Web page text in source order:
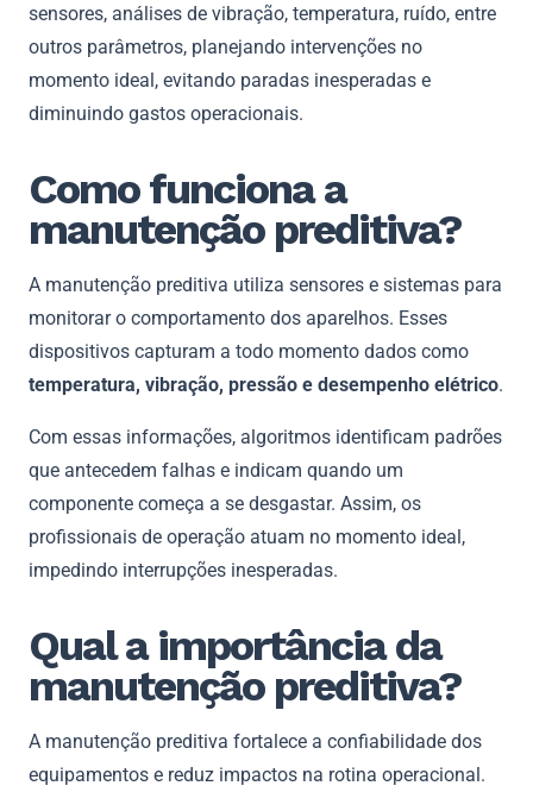
sensores, análises de vibração, temperatura, ruído, entre
outros parâmetros, planejando intervenções no
momento ideal, evitando paradas inesperadas e
diminuindo gastos operacionais.
Como funciona a
manutenção preditiva?
A manutenção preditiva utiliza sensores e sistemas para
monitorar o comportamento dos aparelhos. Esses
dispositivos capturam a todo momento dados como
temperatura, vibração, pressão e desempenho elétrico.
Com essas informações, algoritmos identificam padrões
que antecedem falhas e indicam quando um
componente começa a se desgastar. Assim, os
profissionais de operação atuam no momento ideal,
impedindo interrupções inesperadas.
Qual a importância da
manutenção preditiva?
A manutenção preditiva fortalece a confiabilidade dos
equipamentos e reduz impactos na rotina operacional.